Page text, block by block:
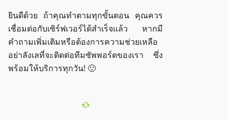
ยินดีด้วย ถ้าคุณทำตามทุกขั้นตอน คุณควร
เชื่อมต่อกับเซิร์ฟเวอร์ได้สำเร็จแล้ว หากมี
คำถามเพิ่มเติมหรือต้องการความช่วยเหลือ
อย่าลังเลที่จะติดต่อทีมซัพพอร์ตของเรา ซึ่ง
พร้อมให้บริการทุกวัน! 🙂